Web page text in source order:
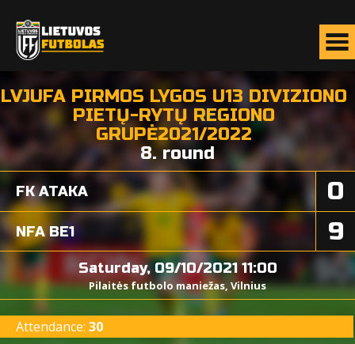
LVJUFA PIRMOS LYGOS U13 DIVIZIONO
PIETŲ-RYTŲ REGIONO
GRUPĖ2021/2022
8. round
0
FK ATAKA
NFA BE1 9
Saturday, 09/10/2021 11:00
Pilaitės futbolo maniežas, Vilnius
Attendance: 30